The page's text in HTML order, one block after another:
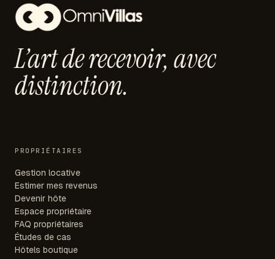
L’art de recevoir, avec
distinction.
PROPRIÉTAIRES
Gestion locative
Estimer mes revenus
Devenir hôte
Espace propriétaire
FAQ propriétaires
Études de cas
Hôtels boutique